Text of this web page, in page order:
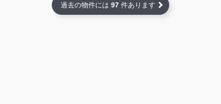
過去の物件には 97 件あります